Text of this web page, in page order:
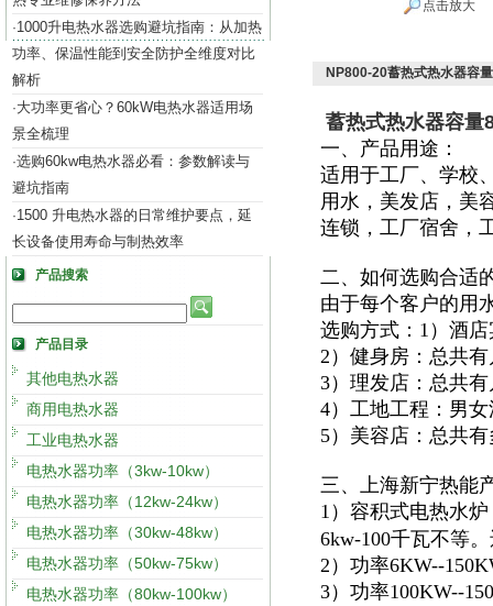
·1000升电热水器选购避坑指南：从加热
功率、保温性能到安全防护全维度对比
解析
·大功率更省心？60kW电热水器适用场
景全梳理
·选购60kw电热水器必看：参数解读与
避坑指南
·1500 升电热水器的日常维护要点，延
长设备使用寿命与制热效率
产品搜索
产品目录
其他电热水器
商用电热水器
工业电热水器
电热水器功率（3kw-10kw）
电热水器功率（12kw-24kw）
电热水器功率（30kw-48kw）
电热水器功率（50kw-75kw）
电热水器功率（80kw-100kw）
点击放大
NP800-20蓄热式热水器容
蓄热式热水器容量
一、产品用途：
适用于工厂、学校
用水，美发店，美
连锁，工厂宿舍，
二、如何选购合适
由于每个客户的用
选购方式：1）酒
2）健身房：总共
3）理发店：总共
4）工地工程：男
5）美容店：总共
三、上海新宁热能
1）容积式电热水
6kw-100千瓦不等
2）功率6KW--
3）功率100KW--